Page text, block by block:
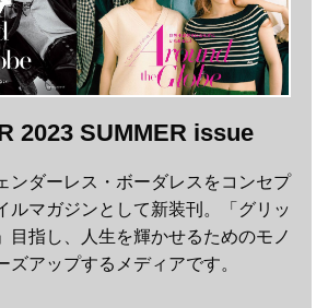
2023 SUMMER issue
ンダーレス・ボーダレスをコンセプ
ルマガジンとして新装刊。「グリッ
目指し、人生を輝かせるためのモノ
ズアップするメディアです。